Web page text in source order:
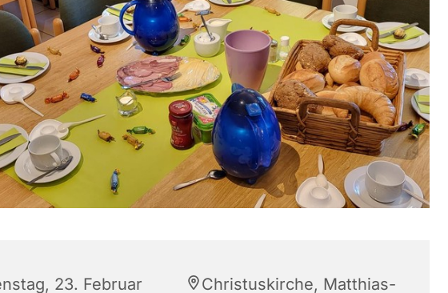
23. Februar Christuskirche, Matthias-